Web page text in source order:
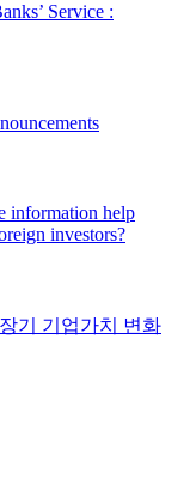
Service :
information help
investors?
기 기업가치 변화